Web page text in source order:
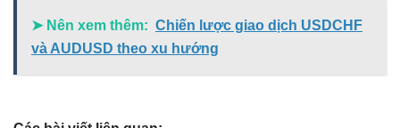
➤ Nên xem thêm: Chiến lược giao dịch USDCHF
và AUDUSD theo xu hướng